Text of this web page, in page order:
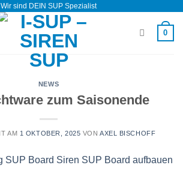
Wir sind DEIN SUP Spezialist
0
NEWS
zum Saisonende
AM 1 OKTOBER, 2025 VONAXEL BISCHOFF